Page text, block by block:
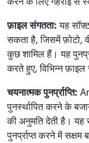
फ़ाइल संगतता:यह
सकता है, जिसमें फ़ोटो,
कुछ शामिल हैं। यह
करते हुए, विभिन्न फ़ाइल
चयनात्मक पुनर्प्राप्ति:
पुनर्स्थापित करने के
की अनुमति देती है।
पुनर्प्राप्त करने में सक्षम